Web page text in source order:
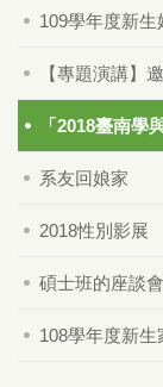
109學年度新
【專題演講】
「2018臺南學
系友回娘家
2018性別影展
碩士班的座談
108學年度新生